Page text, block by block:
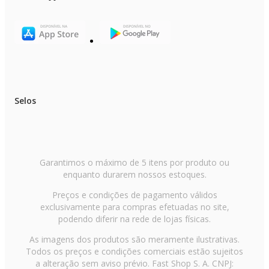
Selos
Garantimos o máximo de 5 itens por produto ou
enquanto durarem nossos estoques.
Preços e condições de pagamento válidos
exclusivamente para compras efetuadas no site,
podendo diferir na rede de lojas físicas.
As imagens dos produtos são meramente ilustrativas.
Todos os preços e condições comerciais estão sujeitos
a alteração sem aviso prévio. Fast Shop S. A. CNPJ: